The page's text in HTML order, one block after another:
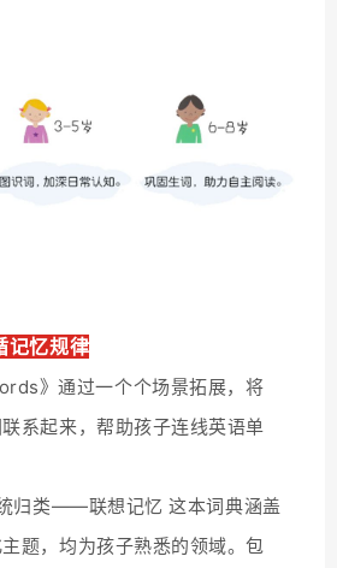
记忆规律
》通过一个个场景拓展，将
系起来，帮助孩子连线英语单
归类——联想记忆 这本词典涵盖
题，均为孩子熟悉的领域。包